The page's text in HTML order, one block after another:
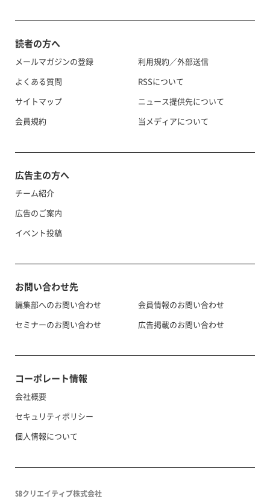
読者の方へ
メールマガジンの登録
よくある質問
サイトマップ
会員規約
利用規約／外部送信
RSSについて
ニュース提供先について
当メディアについて
広告主の方へ
チーム紹介
広告のご案内
イベント投稿
お問い合わせ先
編集部へのお問い合わせ
セミナーのお問い合わせ
会員情報のお問い合わせ
広告掲載のお問い合わせ
コーポレート情報
会社概要
セキュリティポリシー
個人情報について
SBクリエイティブ株式会社